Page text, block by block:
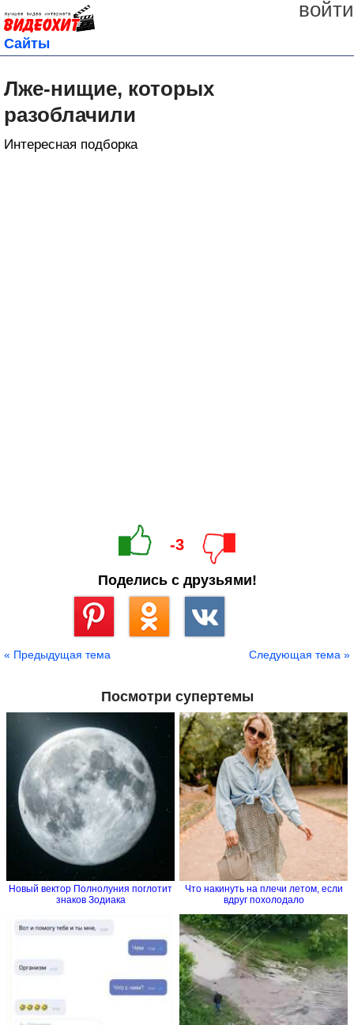
войти
Сайты
Лже-нищие, которых
разоблачили
Интересная подборка
-3
Поделись с друзьями!
« Предыдущая тема Следующая тема »
Посмотри супертемы
Новый вектор Полнолуния поглотит
знаков Зодиака
Что накинуть на плечи летом, если
вдруг похолодало